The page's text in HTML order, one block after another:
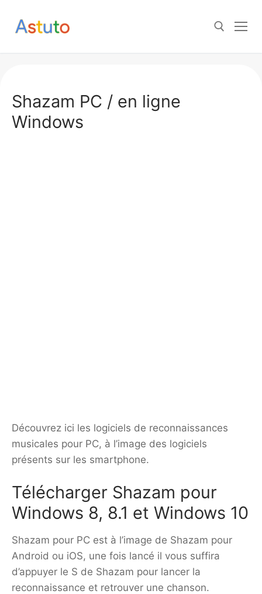
Shazam PC / en ligne
Windows
Découvrez ici les logiciels de reconnaissances
musicales pour PC, à l’image des logiciels
présents sur les smartphone.
Télécharger Shazam pour
Windows 8, 8.1 et Windows 10
Shazam pour PC est à l’image de Shazam pour
Android ou iOS, une fois lancé il vous suffira
d’appuyer le S de Shazam pour lancer la
reconnaissance et retrouver une chanson.